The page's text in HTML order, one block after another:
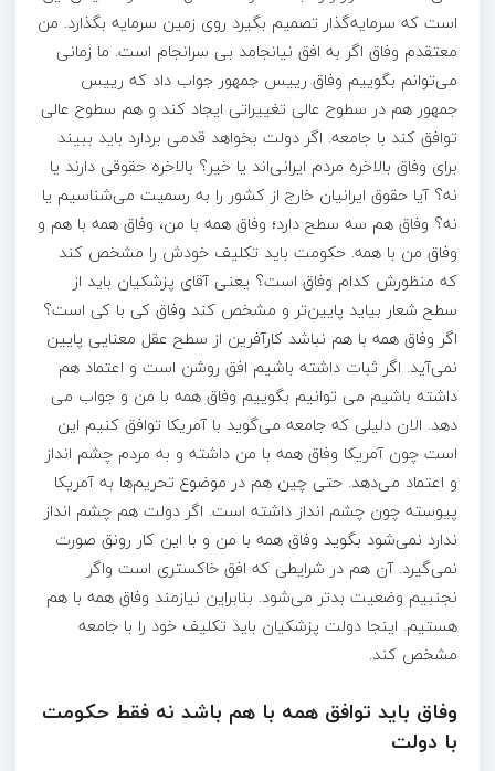
است که سرمایه‌گذار تصمیم بگیرد روی زمین سرمایه بگذارد. من
معتقدم وفاق اگر به افق نیانجامد بی سرانجام است. ما زمانی
می‌توانم بگوییم وفاق رییس جمهور جواب داد که رییس
جمهور هم در سطوح عالی تغییراتی ایجاد کند و هم سطوح عالی
توافق کند با جامعه. اگر دولت بخواهد قدمی بردارد باید ببیند
برای وفاق بالاخره مردم ایرانی‌اند یا خیر؟ بالاخره حقوقی دارند یا
نه؟ آیا حقوق ایرانیان خارج از کشور را به رسمیت می‌شناسیم یا
نه؟ وفاق هم سه سطح دارد؛ وفاق همه با من، وفاق همه با هم و
وفاق من با همه. حکومت باید تکلیف خودش را مشخص کند
که منظورش کدام وفاق است؟ یعنی آقای پزشکیان باید از
سطح شعار بیاید پایین‌تر و مشخص کند وفاق کی با کی است؟
اگر وفاق همه با هم نباشد کارآفرین از سطح عقل معنایی پایین
نمی‌آید. اگر ثبات داشته باشیم افق روشن است و اعتماد هم
داشته باشیم می توانیم بگوییم وفاق همه با من و جواب می
دهد. الان دلیلی که جامعه می‌گوید با آمریکا توافق کنیم این
است چون آمریکا وفاق همه با من داشته و به مردم چشم انداز
و اعتماد می‌دهد. حتی چین هم در موضوع تحریم‌ها به آمریکا
پیوسته چون چشم انداز داشته است. اگر دولت هم چشم انداز
ندارد نمی‌شود بگوید وفاق همه با من و با این کار رونق صورت
نمی‌گیرد. آن هم در شرایطی که افق خاکستری ‌است واگر
نجنبیم وضعیت بدتر می‌شود. بنابراین نیازمند وفاق همه با هم
هستیم. اینجا دولت پزشکیان باید تکلیف خود را با جامعه
مشخص کند.
وفاق باید توافق همه با هم باشد نه فقط حکومت
با دولت